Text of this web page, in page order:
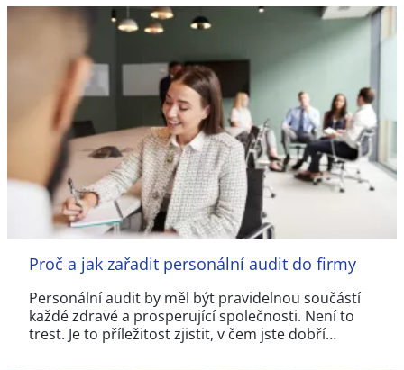
Proč a jak zařadit personální audit do firmy
Personální audit by měl být pravidelnou součástí
každé zdravé a prosperující společnosti. Není to
trest. Je to příležitost zjistit, v čem jste dobří…